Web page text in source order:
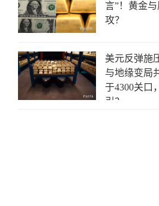
言”！黄金
攻？
美元反弹施
与地缘变局
于4300关口
引？